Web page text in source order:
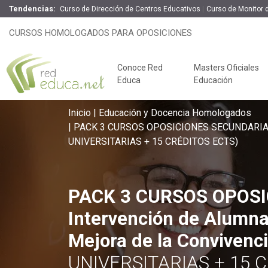
Tendencias: Curso de Dirección de Centros Educativos Curso de Monitor
CURSOS HOMOLOGADOS PARA OPOSICIONES
Conoce Red
Educa
Masters Oficiales
Educación
Claves del éxito
Oposiciones de
PACK 3 CURSOS OPOSICIONES
Ciberacoso Escolar + Mejora de la
375 H
Inicio
Educación y Docencia Homologados
PACK 3 CURSOS OPOSICIONES
UNIVERSITARIAS + 15 CRÉDITOS ECTS)
PACK 3 CURSOS
Intervención de
Mejora de la
UNIVERSITARIAS + 15